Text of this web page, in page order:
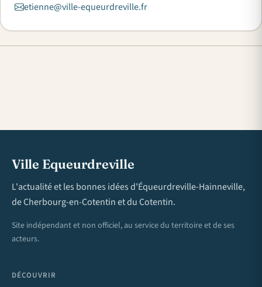
etienne@ville-equeurdreville.fr
Ville Equeurdreville
L'actualité et les bonnes idées d'Équeurdreville-Hainneville,
de Cherbourg-en-Cotentin et du Cotentin.
Site indépendant et non officiel, au service du territoire et de ses
acteurs.
DÉCOUVRIR